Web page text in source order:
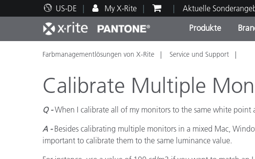
US-DE My X-Rite Aktuelle
Produkte
Spitzenprodukte
Druck und Verpackung Anstrichmittel
Textil
Technischer Support Service und
Pädagogische Ressourcen Ausbildung
Brand
Farbmanagementlösungen von X-Rite Service und Support
Calibrate Multiple
Q -When I calibrate all of my monitors to the same white point
A -Besides calibrating multiple monitors in a mixed Mac,
important to calibrate them to the same luminance value.